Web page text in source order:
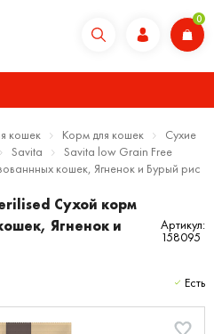
0
кошек Корм для кошек
Сухие
Savita
Savita low Grain Free
кошек, Ягненок и Бурый рис
Сухой корм
Ягненок и
Артикул:
158095
Есть